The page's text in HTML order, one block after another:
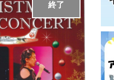
終了